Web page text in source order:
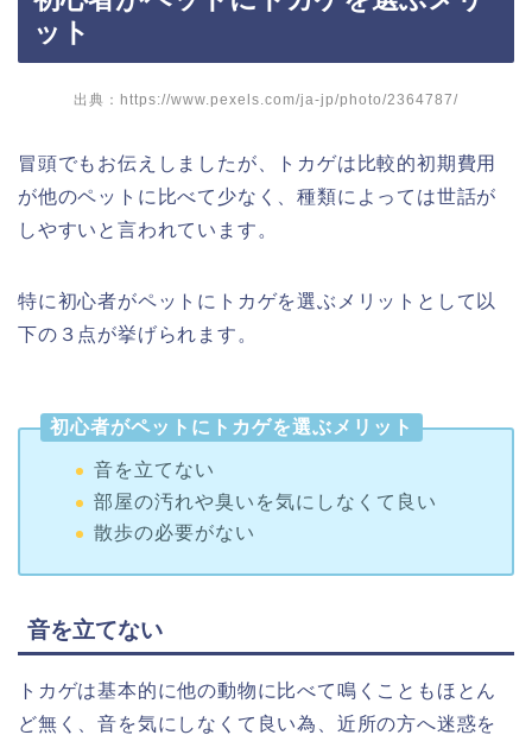
ット
出典：https://www.pexels.com/ja-jp/photo/2364787/
冒頭でもお伝えしましたが、トカゲは比較的初期費用
が他のペットに比べて少なく、種類によっては世話が
しやすいと言われています。
特に初心者がペットにトカゲを選ぶメリットとして以
下の３点が挙げられます。
初心者がペットにトカゲを選ぶメリット
音を立てない
部屋の汚れや臭いを気にしなくて良い
散歩の必要がない
音を立てない
トカゲは基本的に他の動物に比べて鳴くこともほとん
ど無く、音を気にしなくて良い為、近所の方へ迷惑を